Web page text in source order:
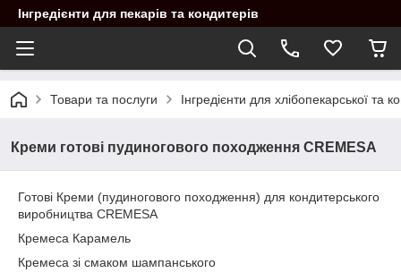
Інгредієнти для пекарів та кондитерів
Товари та послуги Інгредієнти для хлібопекарської та
Креми готові пудиногового походження CREMESA
Готові Креми (пудиногового походження) для кондитерського
виробництва CREMESA
Кремеса Карамель
Кремеса зі смаком шампанського